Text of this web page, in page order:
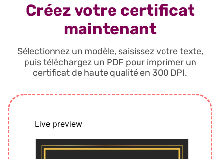
Créez votre certificat
maintenant
Sélectionnez un modèle, saisissez votre texte,
puis téléchargez un PDF pour imprimer un
certificat de haute qualité en 300 DPI.